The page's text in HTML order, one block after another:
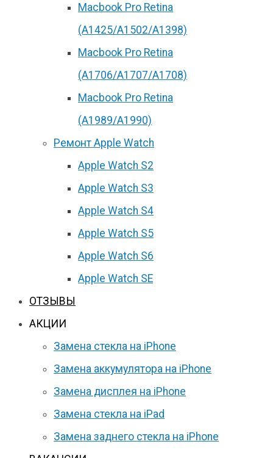
Macbook Pro Retina
(А1425/A1502/A1398)
Macbook Pro Retina
(А1706/A1707/A1708)
Macbook Pro Retina
(А1989/A1990)
Ремонт Apple Watch
Apple Watch S2
Apple Watch S3
Apple Watch S4
Apple Watch S5
Apple Watch S6
Apple Watch SE
ОТЗЫВЫ
АКЦИИ
Замена стекла на iPhone
Замена аккумулятора на iPhone
Замена дисплея на iPhone
Замена стекла на iPad
Замена заднего стекла на iPhone